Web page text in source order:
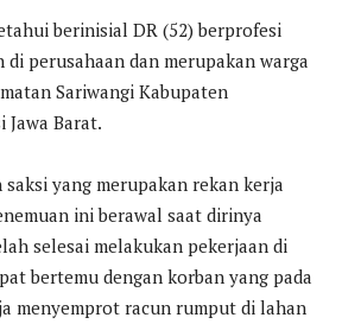
berinisial DR (52) berprofesi
di perusahaan dan merupakan warga
Sariwangi Kabupaten
Jawa Barat.
yang merupakan rekan kerja
ini berawal saat dirinya
selesai melakukan pekerjaan di
bertemu dengan korban yang pada
menyemprot racun rumput di lahan